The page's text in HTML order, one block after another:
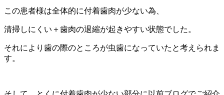
この患者様は全体的に付着歯肉が少ない為、
清掃しにくい＋歯肉の退縮が起きやすい状態でした。
それにより歯の際のところが虫歯になっていたと考えられま
す。